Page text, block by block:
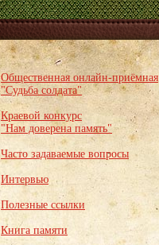
Общественная онлайн-приёмная
"Судьба солдата"
Краевой конкурс
"Нам доверена память"
Часто задаваемые вопросы
Интервью
Полезные ссылки
Книга памяти